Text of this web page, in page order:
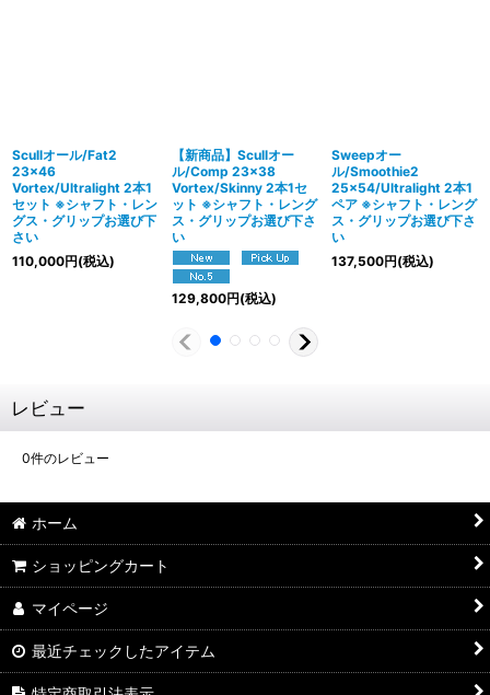
Scullオール/Fat2
23×46
Vortex/Ultralight 2本1
セット ※シャフト・レン
グス・グリップお選び下
さい
110,000円(税込)
【新商品】Scullオー
ル/Comp 23×38
Vortex/Skinny 2本1セ
ット ※シャフト・レング
ス・グリップお選び下さ
い
129,800円(税込)
Sweepオー
ル/Smoothie2
25×54/Ultralight 2本1
ペア ※シャフト・レング
ス・グリップお選び下さ
い
137,500円(税込)
レビュー
0件のレビュー
ホーム
ショッピングカート
マイページ
最近チェックしたアイテム